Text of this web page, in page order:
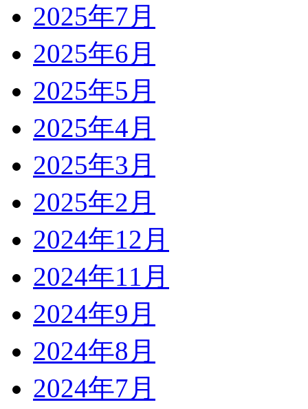
2025年7月
2025年6月
2025年5月
2025年4月
2025年3月
2025年2月
2024年12月
2024年11月
2024年9月
2024年8月
2024年7月